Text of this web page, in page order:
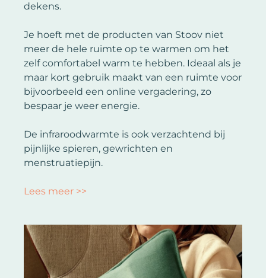
dekens.
Je hoeft met de producten van Stoov niet
meer de hele ruimte op te warmen om het
zelf comfortabel warm te hebben. Ideaal als je
maar kort gebruik maakt van een ruimte voor
bijvoorbeeld een online vergadering, zo
bespaar je weer energie.
De infraroodwarmte is ook verzachtend bij
pijnlijke spieren, gewrichten en
menstruatiepijn.
Lees meer >>